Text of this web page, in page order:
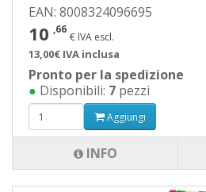
EAN: 8008324096695
10 ,66
€ IVA escl.
13,00€ IVA inclusa
Pronto per la spedizione
● Disponibili: 7 pezzi
Aggiungi
INFO